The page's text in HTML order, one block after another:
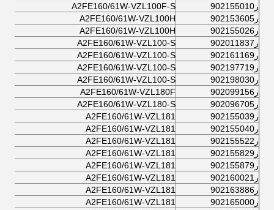
ر902155010
A2FE160/61W-VZL100F-S
ر902153605
A2FE160/61W-VZL100H
ر902155026
A2FE160/61W-VZL100H
ر902011837
A2FE160/61W-VZL100-S
ر902161169
A2FE160/61W-VZL100-S
ر902197719
A2FE160/61W-VZL100-S
ر902198030
A2FE160/61W-VZL100-S
ر902099156
A2FE160/61W-VZL180F
ر902096705
A2FE160/61W-VZL180-S
ر902155039
A2FE160/61W-VZL181
ر902155040
A2FE160/61W-VZL181
ر902155522
A2FE160/61W-VZL181
ر902155829
A2FE160/61W-VZL181
ر902155879
A2FE160/61W-VZL181
ر902160021
A2FE160/61W-VZL181
ر902163886
A2FE160/61W-VZL181
ر902165000
A2FE160/61W-VZL181